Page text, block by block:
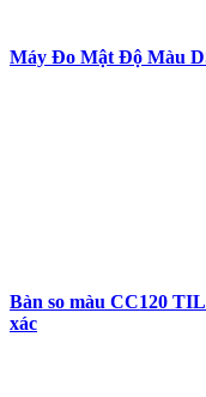
Máy Đo Mật Độ Màu
Bàn so màu CC120
xác